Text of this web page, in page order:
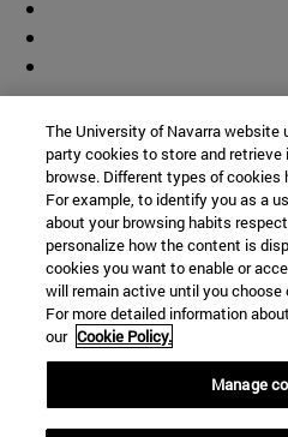
© Universidad de Navarra
Información legal
Accesibilidad
Configuración de cookies
Localizador de campus
The University of Navarra website
party cookies to store and retrieve
browse. Different types of cookies
For example, to identify you as a
about your browsing habits
personalize how the content is
cookies you want to enable or
will remain active until you
For more detailed information
our Cookie Policy.
Manage